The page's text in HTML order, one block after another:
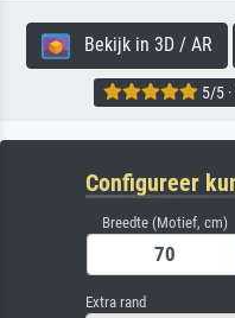
Bekijk in 3D / AR
5/5
Configureer
Breedte (Motief, cm)
Extra rand